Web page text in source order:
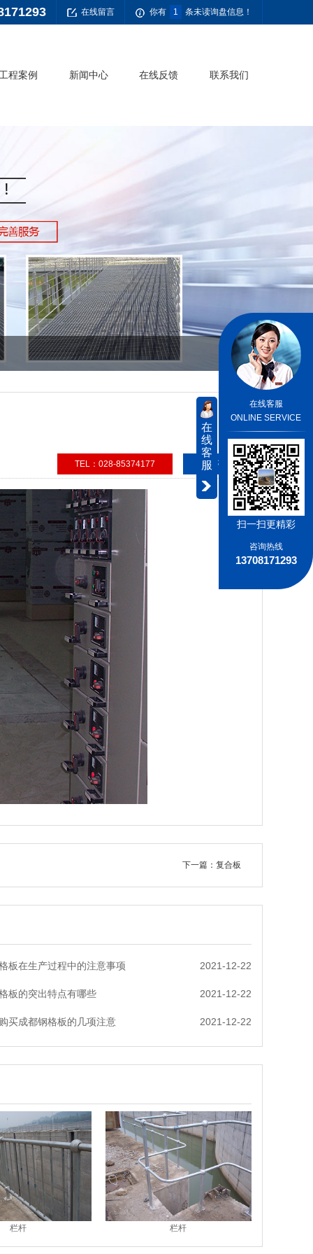
在
线
客
服
在线客服
ONLINE SERVICE
扫一扫更精彩
咨询热线
13708171293
你有 1 条未读询盘信息！
在线留言
程案例 新闻中心 在线反馈 联系我们
在线咨询
TEL：028-85374177
下一篇：复合板
板在生产过程中的注意事项 2021-12-22
板的突出特点有哪些 2021-12-22
买成都钢格板的几项注意 2021-12-22
栏杆 栏杆